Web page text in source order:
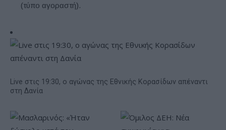
(τύπο αγοραστή).
Live στις 19:30, ο αγώνας της Εθνικής Κορασίδων απέναντι
στη Δανία